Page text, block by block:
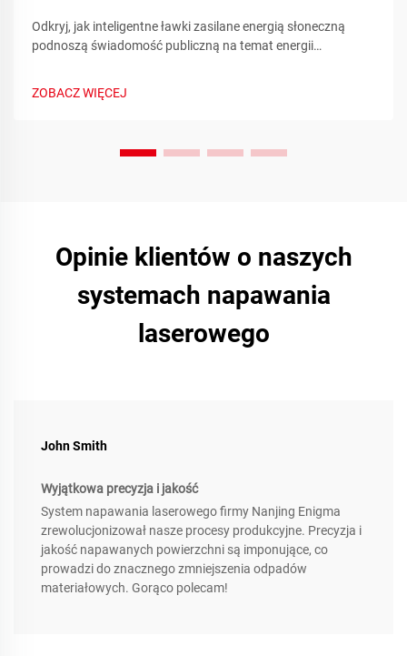
Odkryj, jak inteligentne ławki zasilane energią słoneczną
podnoszą świadomość publiczną na temat energii
Dowiedz się więcej już dziś.
ZOBACZ WIĘCEJ
Opinie klientów o naszych
systemach napawania
laserowego
John Smith
Wyjątkowa precyzja i jakość
System napawania laserowego firmy Nanjing Enigma
zrewolucjonizował nasze procesy produkcyjne. Precyzja i
jakość napawanych powierzchni są imponujące, co
prowadzi do znacznego zmniejszenia odpadów
materiałowych. Gorąco polecam!